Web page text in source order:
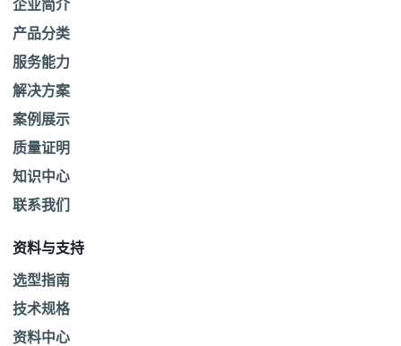
企业简介
产品分类
服务能力
解决方案
案例展示
质量证明
知识中心
联系我们
资料与支持
选型指南
技术规格
资料中心